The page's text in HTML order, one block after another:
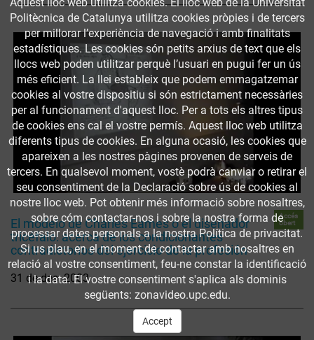
El modelo de Charles Eames o el diseñador
tricéfalo: acerca de los condicionantes
contradictorios del ejercicio de la profesión
Accés
obert
31 de des. 2003
Politècnica de Catalunya utilitza cookies pròpies i de tercers
per millorar l’experiència de navegació i amb finalitats
estadístiques. Les cookies són petits arxius de text que els
llocs web poden utilitzar perquè l’usuari en pugui fer un ús
més eficient. La llei estableix que podem emmagatzemar
cookies al vostre dispositiu si són estrictament necessàries
per al funcionament d'aquest lloc. Per a tots els altres tipus
de cookies ens cal el vostre permís. Aquest lloc web utilitza
diferents tipus de cookies. En alguna ocasió, les cookies que
apareixen a les nostres pàgines provenen de serveis de
tercers. En qualsevol moment, vostè podrà canviar o retirar el
seu consentiment de la Declaració sobre ús de cookies al
nostre lloc web. Pot obtenir més informació sobre nosaltres,
sobre cóm contactar-nos i sobre la nostra forma de
processar dates personals a la nostra Política de privacitat.
Si us plau, en el moment de contactar amb nosaltres en
relació al vostre consentiment, feu-ne constar la identificació
i la data. El vostre consentiment s'aplica als dominis
següents: zonavideo.upc.edu.
Accept